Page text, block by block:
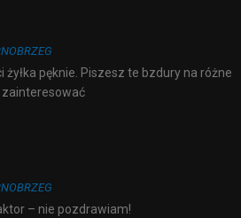
pęknie. Piszesz te bzdury na różne
zainteresować
– nie pozdrawiam!